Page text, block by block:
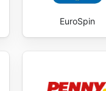
EuroSpin